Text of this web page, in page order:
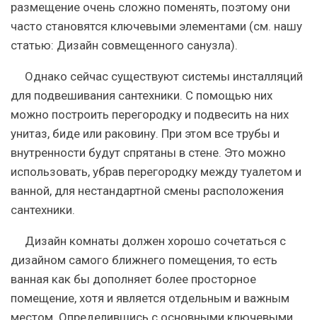
размещение очень сложно поменять, поэтому они
часто становятся ключевыми элементами (см. нашу
статью: Дизайн совмещенного санузла).
Однако сейчас существуют системы инсталляций
для подвешивания сантехники. С помощью них
можно построить перегородку и подвесить на них
унитаз, биде или раковину. При этом все трубы и
внутренности будут спрятаны в стене. Это можно
использовать, убрав перегородку между туалетом и
ванной, для нестандартной смены расположения
сантехники.
Дизайн комнаты должен хорошо сочетаться с
дизайном самого ближнего помещения, то есть
ванная как бы дополняет более просторное
помещение, хотя и является отдельным и важным
местом. Определившись с основными ключевыми